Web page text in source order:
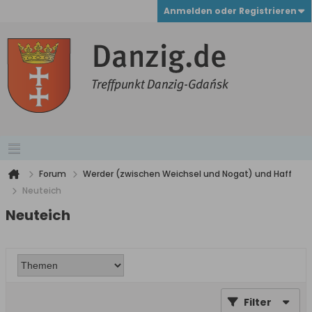
Anmelden oder Registrieren
Forum
Werder (zwischen Weichsel und Nogat) und Haff
Neuteich
Neuteich
Filter